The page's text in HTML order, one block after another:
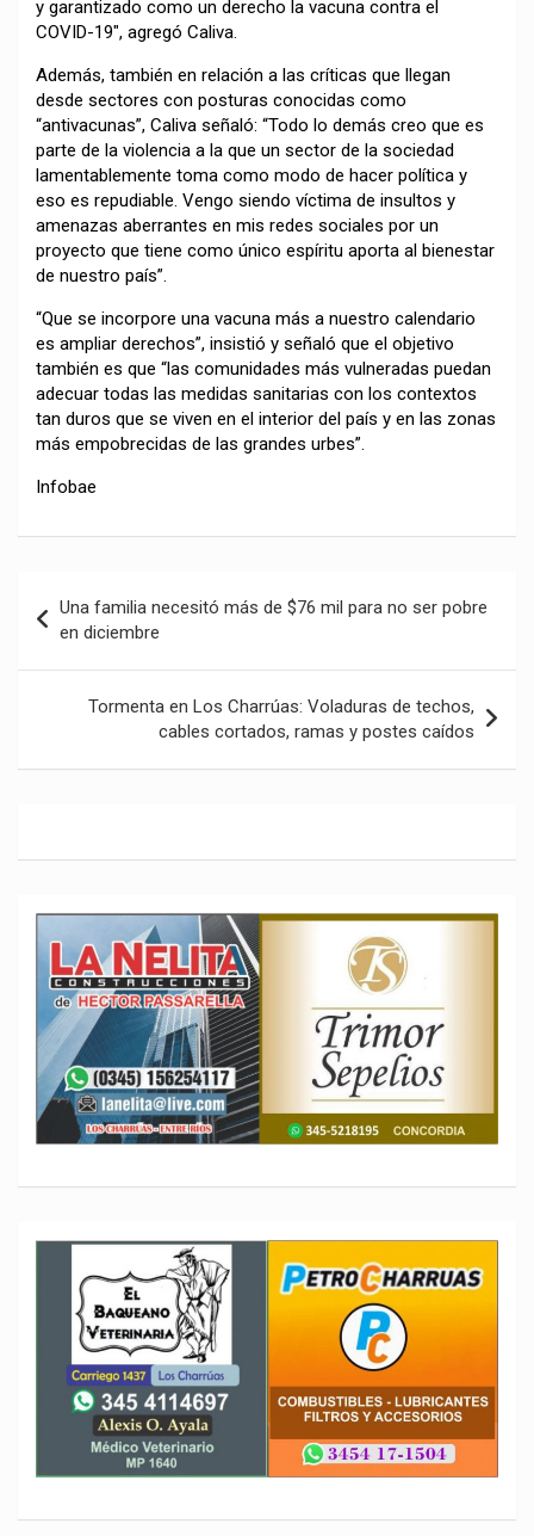
y garantizado como un derecho la vacuna contra el
COVID-19″, agregó Caliva.
Además, también en relación a las críticas que llegan
desde sectores con posturas conocidas como
“antivacunas”, Caliva señaló: “Todo lo demás creo que es
parte de la violencia a la que un sector de la sociedad
lamentablemente toma como modo de hacer política y
eso es repudiable. Vengo siendo víctima de insultos y
amenazas aberrantes en mis redes sociales por un
proyecto que tiene como único espíritu aporta al bienestar
de nuestro país”.
“Que se incorpore una vacuna más a nuestro calendario
es ampliar derechos”, insistió y señaló que el objetivo
también es que “las comunidades más vulneradas puedan
adecuar todas las medidas sanitarias con los contextos
tan duros que se viven en el interior del país y en las zonas
más empobrecidas de las grandes urbes”.
Infobae
de
entradas
Una familia necesitó más de $76 mil para no ser pobre
en diciembre
Tormenta en Los Charrúas: Voladuras de techos,
cables cortados, ramas y postes caídos